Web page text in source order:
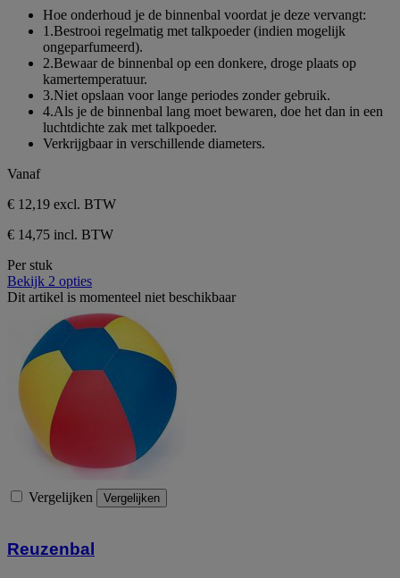
sterren.
Hoe onderhoud je de binnenbal voordat je deze vervangt:
1.Bestrooi regelmatig met talkpoeder (indien mogelijk
ongeparfumeerd).
2.Bewaar de binnenbal op een donkere, droge plaats op
kamertemperatuur.
3.Niet opslaan voor lange periodes zonder gebruik.
4.Als je de binnenbal lang moet bewaren, doe het dan in een
luchtdichte zak met talkpoeder.
Verkrijgbaar in verschillende diameters.
Vanaf
€ 12,19 excl. BTW
€ 14,75 incl. BTW
Per stuk
Bekijk 2 opties
Dit artikel is momenteel niet beschikbaar
Vergelijken Vergelijken
Reuzenbal